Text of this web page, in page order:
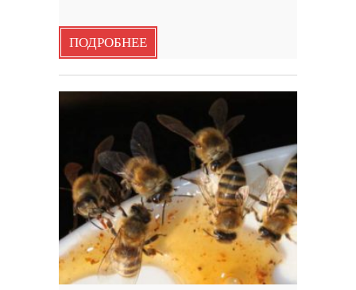
ПОДРОБНЕЕ